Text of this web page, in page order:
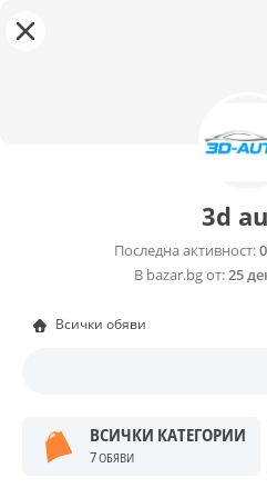
3d
Последна активност:
В bazar.bg от:25
Всички обяви
ВСИЧКИ КАТЕГОРИИ
7ОБЯВИ